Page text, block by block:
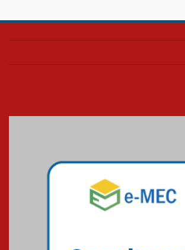
Blessing Kids 2026
23.03.2026